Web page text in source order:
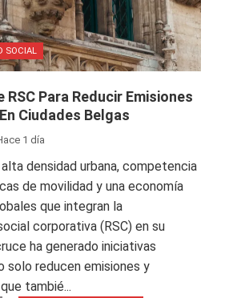
SOCIAL
Para Reducir Emisiones
Ciudades Belgas
1 día
densidad urbana, competencia
de movilidad y una economía
que integran la
corporativa (RSC) en su
ha generado iniciativas
solo reducen emisiones y
tambié...